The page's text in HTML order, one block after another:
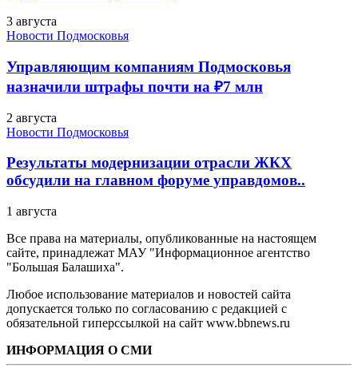
3 августа
Новости Подмосковья
Управляющим компаниям Подмосковья
назначили штрафы почти на ₽7 млн
2 августа
Новости Подмосковья
Результаты модернизации отрасли ЖКХ
обсудили на главном форуме управдомов..
1 августа
Все права на материалы, опубликованные на настоящем
сайте, принадлежат МАУ "Информационное агентство
"Большая Балашиха".
Любое использование материалов и новостей сайта
допускается только по согласованию с редакцией с
обязательной гиперссылкой на сайт www.bbnews.ru
ИНФОРМАЦИЯ О СМИ